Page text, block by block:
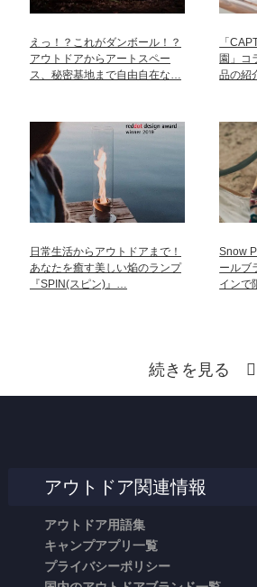
えっ！？これがダンボール！？
アウトドアからアートスペー
ス、秘密基地まで自由自在な…
「
園」コ
品の紹
日常生活からアウトドアまで！
あなたを癒す美しい焔のランプ
『SPIN(スピン)』…
Snow
ールブ
インで
続きを見る
アウトドア関連情報
アウトドア用語集
キャンプアプリ一覧
プライバシーポリシー